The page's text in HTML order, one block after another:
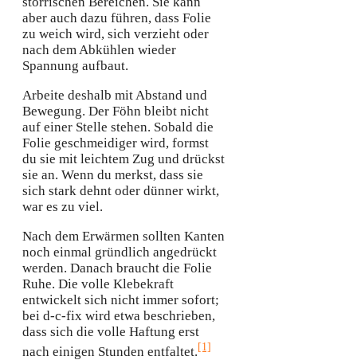
aber auch dazu führen, dass Folie
zu weich wird, sich verzieht oder
nach dem Abkühlen wieder
Spannung aufbaut.
Arbeite deshalb mit Abstand und
Bewegung. Der Föhn bleibt nicht
auf einer Stelle stehen. Sobald die
Folie geschmeidiger wird, formst
du sie mit leichtem Zug und drückst
sie an. Wenn du merkst, dass sie
sich stark dehnt oder dünner wirkt,
war es zu viel.
Nach dem Erwärmen sollten Kanten
noch einmal gründlich angedrückt
werden. Danach braucht die Folie
Ruhe. Die volle Klebekraft
entwickelt sich nicht immer sofort;
bei d-c-fix wird etwa beschrieben,
dass sich die volle Haftung erst
nach einigen Stunden entfaltet.[1]